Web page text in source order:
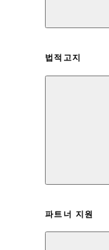
법적고지
파트너 지원